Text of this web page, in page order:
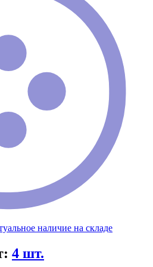
наличие на складе
4 шт.